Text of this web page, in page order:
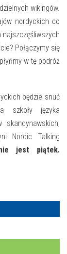
wikingów.
nordyckich co
Połączymy się
w tę podróż
będzie snuć
szkoły języka
skandynawskich,
Nordic Talking
jest piątek.